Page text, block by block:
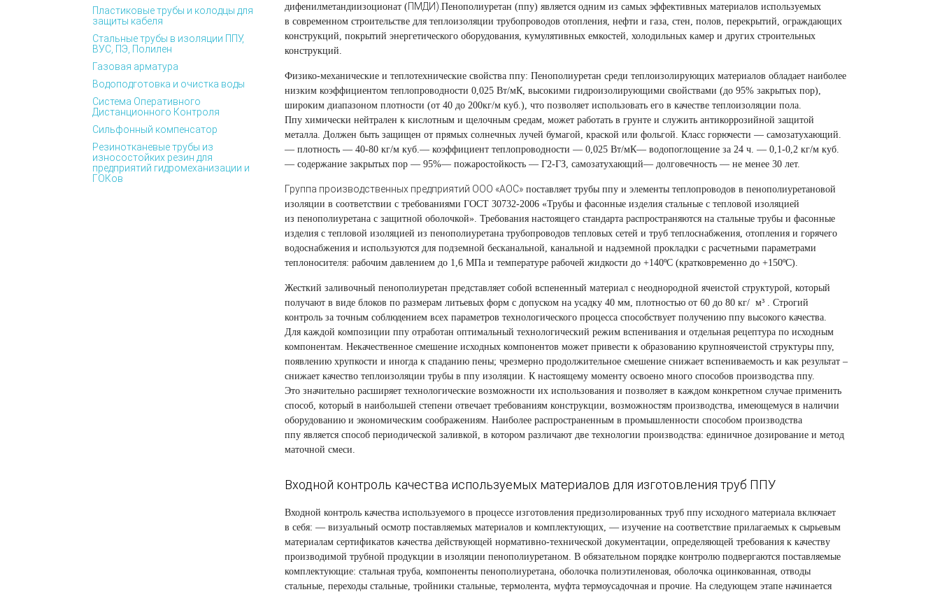
дифенилметандиизоционат (ПМДИ). Пенополиуретан (ппу) является одним из самых эффективных материалов используемых
в современном строительстве для теплоизоляции трубопроводов отопления, нефти и газа, стен, полов, перекрытий, ограждающих
конструкций, покрытий энергетического оборудования, кумулятивных емкостей, холодильных камер и других строительных
конструкций.
Физико-механические и теплотехнические свойства ппу: Пенополиуретан среди теплоизолирующих материалов обладает наиболее
низким коэффициентом теплопроводности 0,025 Вт/мК, высокими гидроизолирующими свойствами (до 95% закрытых пор),
широким диапазоном плотности (от 40 до 200кг/м куб.), что позволяет использовать его в качестве теплоизоляции пола.
Ппу химически нейтрален к кислотным и щелочным средам, может работать в грунте и служить антикоррозийной защитой
металла. Должен быть защищен от прямых солнечных лучей бумагой, краской или фольгой. Класс горючести — самозатухающий.
— плотность — 40-80 кг/м куб.— коэффициент теплопроводности — 0,025 Вт/мК— водопоглощение за 24 ч. — 0,1-0,2 кг/м куб.
— содержание закрытых пор — 95%— пожаростойкость — Г2-ГЗ, самозатухающий— долговечность — не менее 30 лет.
Группа производственных предприятий ООО «АОС» поставляет трубы ппу и элементы теплопроводов в пенополиуретановой
изоляции в соответствии с требованиями ГОСТ 30732-2006 «Трубы и фасонные изделия стальные с тепловой изоляцией
из пенополиуретана с защитной оболочкой». Требования настоящего стандарта распространяются на стальные трубы и фасонные
изделия с тепловой изоляцией из пенополиуретана трубопроводов тепловых сетей и труб теплоснабжения, отопления и горячего
водоснабжения и используются для подземной бесканальной, канальной и надземной прокладки с расчетными параметрами
теплоносителя: рабочим давлением до 1,6 МПа и температуре рабочей жидкости до +140ºС (кратковременно до +150ºС).
Жесткий заливочный пенополиуретан представляет собой вспененный материал с неоднородной ячеистой структурой, который
получают в виде блоков по размерам литьевых форм с допуском на усадку 40 мм, плотностью от 60 до 80 кг/ м³ . Строгий
контроль за точным соблюдением всех параметров технологического процесса способствует получению ппу высокого качества.
Для каждой композиции ппу отработан оптимальный технологический режим вспенивания и отдельная рецептура по исходным
компонентам. Некачественное смешение исходных компонентов может привести к образованию крупноячеистой структуры ппу,
появлению хрупкости и иногда к спаданию пены; чрезмерно продолжительное смешение снижает вспениваемость и как результат –
снижает качество теплоизоляции трубы в ппу изоляции. К настоящему моменту освоено много способов производства ппу.
Это значительно расширяет технологические возможности их использования и позволяет в каждом конкретном случае применить
способ, который в наибольшей степени отвечает требованиям конструкции, возможностям производства, имеющемуся в наличии
оборудованию и экономическим соображениям. Наиболее распространенным в промышленности способом производства
ппу является способ периодической заливкой, в котором различают две технологии производства: единичное дозирование и метод
маточной смеси.
Входной контроль качества используемых материалов для изготовления труб ППУ
Входной контроль качества используемого в процессе изготовления предизолированных труб ппу исходного материала включает
в себя: — визуальный осмотр поставляемых материалов и комплектующих, — изучение на соответствие прилагаемых к сырьевым
материалам сертификатов качества действующей нормативно-технической документации, определяющей требования к качеству
производимой трубной продукции в изоляции пенополиуретаном. В обязательном порядке контролю подвергаются поставляемые
комплектующие: стальная труба, компоненты пенополиуретана, оболочка полиэтиленовая, оболочка оцинкованная, отводы
стальные, переходы стальные, тройники стальные, термолента, муфта термоусадочная и прочие. На следующем этапе начинается
Пластиковые трубы и колодцы для
защиты кабеля
Стальные трубы в изоляции ППУ,
ВУС, ПЭ, Полилен
Газовая арматура
Водоподготовка и очистка воды
Система Оперативного
Дистанционного Контроля
Сильфонный компенсатор
Резинотканевые трубы из
износостойких резин для
предприятий гидромеханизации и
ГОКов